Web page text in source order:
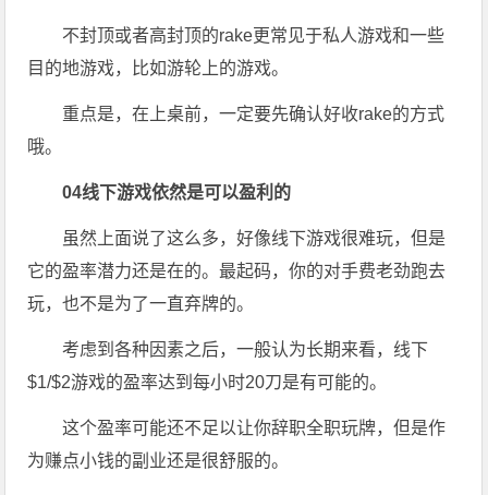
不封顶或者高封顶的rake更常见于私人游戏和一些
目的地游戏，比如游轮上的游戏。
重点是，在上桌前，一定要先确认好收rake的方式
哦。
04线下游戏依然是可以盈利的
虽然上面说了这么多，好像线下游戏很难玩，但是
它的盈率潜力还是在的。最起码，你的对手费老劲跑去
玩，也不是为了一直弃牌的。
考虑到各种因素之后，一般认为长期来看，线下
$1/$2游戏的盈率达到每小时20刀是有可能的。
这个盈率可能还不足以让你辞职全职玩牌，但是作
为赚点小钱的副业还是很舒服的。